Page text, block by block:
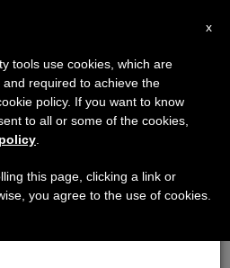
×
agosto haremos la pausa
en el periodo de verano
y también el
x
tools use cookies, which are
required to achieve the
policy. If you want to know
to all or some of the cookies,
this page, clicking a link or
you agree to the use of cookies.